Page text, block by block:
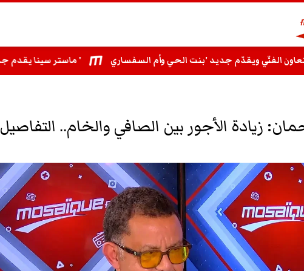
ماستر سينا يقدم جديده ويصرح 'كلاندستينو مع بلطي تبقى بطاقة تعريفي الفنية '
زيادة الأجور بين الصافي والخام.. التفاصيل